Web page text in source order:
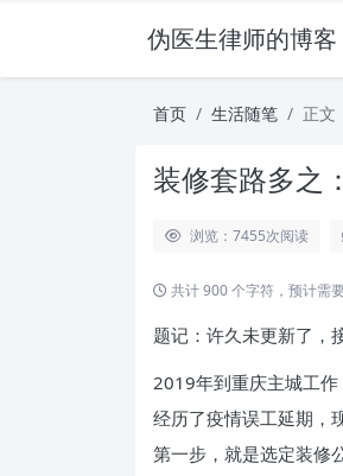
伪医生律师的博客
首页 生活随笔 正文
装修套路多之
浏览：7455次阅读
共计 900 个字符，预计需
题记：许久未更新了，
2019年到重庆主城工作
经历了疫情误工延期，
第一步，就是选定装修